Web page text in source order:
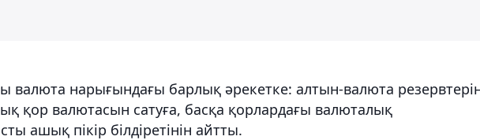
валюта нарығындағы барлық әрекетке: алтын-валюта
қор валютасын сатуға, басқа қорлардағы валюталық
ашық пікір білдіретінін айтты.